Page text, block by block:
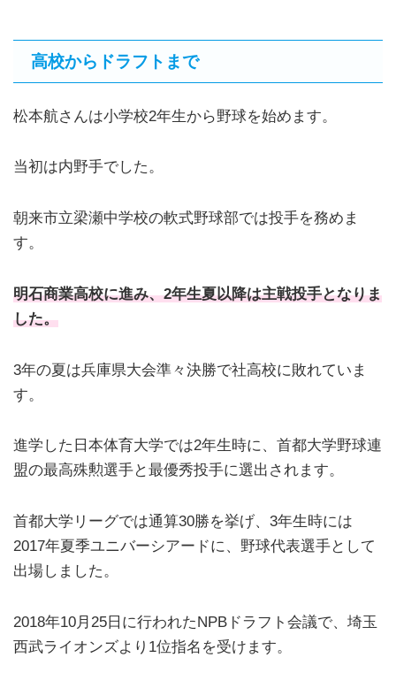
高校からドラフトまで
松本航さんは小学校2年生から野球を始めます。
当初は内野手でした。
朝来市立梁瀬中学校の軟式野球部では投手を務めま
す。
明石商業高校に進み、2年生夏以降は主戦投手となりま
した。
3年の夏は兵庫県大会準々決勝で社高校に敗れていま
す。
進学した日本体育大学では2年生時に、首都大学野球連
盟の最高殊勲選手と最優秀投手に選出されます。
首都大学リーグでは通算30勝を挙げ、3年生時には
2017年夏季ユニバーシアードに、野球代表選手として
出場しました。
2018年10月25日に行われたNPBドラフト会議で、埼玉
西武ライオンズより1位指名を受けます。